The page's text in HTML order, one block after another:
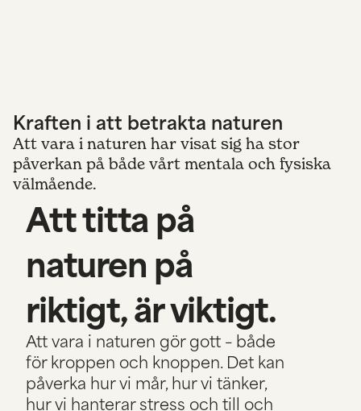
Kraften i att betrakta naturen
Att vara i naturen har visat sig ha stor
påverkan på både vårt mentala och fysiska
välmående.
Att titta på
naturen på
riktigt, är viktigt.
Att vara i naturen gör gott – både
för kroppen och knoppen. Det kan
påverka hur vi mår, hur vi tänker,
hur vi hanterar stress och till och